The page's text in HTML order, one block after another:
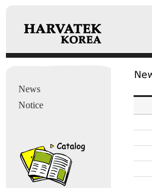
News
Notice